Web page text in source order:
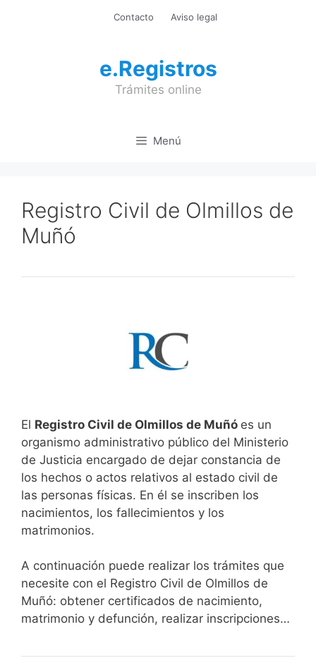
Contacto Aviso legal
e.Registros
Trámites online
Menú
Registro Civil de Olmillos de
Muñó
El Registro Civil de Olmillos de Muñó es un
organismo administrativo público del Ministerio
de Justicia encargado de dejar constancia de
los hechos o actos relativos al estado civil de
las personas físicas. En él se inscriben los
nacimientos, los fallecimientos y los
matrimonios.
A continuación puede realizar los trámites que
necesite con el Registro Civil de Olmillos de
Muñó: obtener certificados de nacimiento,
matrimonio y defunción, realizar inscripciones…